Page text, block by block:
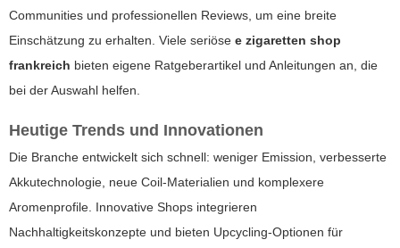
Communities und professionellen Reviews, um eine breite
Einschätzung zu erhalten. Viele seriöse e zigaretten shop
frankreich bieten eigene Ratgeberartikel und Anleitungen an, die
bei der Auswahl helfen.
Heutige Trends und Innovationen
Die Branche entwickelt sich schnell: weniger Emission, verbesserte
Akkutechnologie, neue Coil-Materialien und komplexere
Aromenprofile. Innovative Shops integrieren
Nachhaltigkeitskonzepte und bieten Upcycling-Optionen für